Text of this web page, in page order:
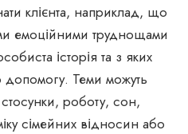
клієнта, наприклад, що
емоційними труднощами
історія та з яких
Теми можуть
роботу, сон,
сімейних відносин або